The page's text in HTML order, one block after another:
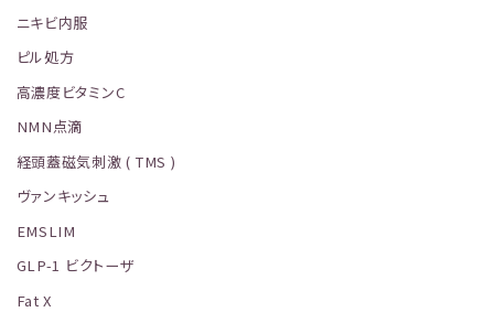
ニキビ内服
ピル処方
高濃度ビタミンC
NMN点滴
経頭蓋磁気刺激 ( TMS )
ヴァンキッシュ
EMSLIM
GLP-1 ビクトーザ
Fat X